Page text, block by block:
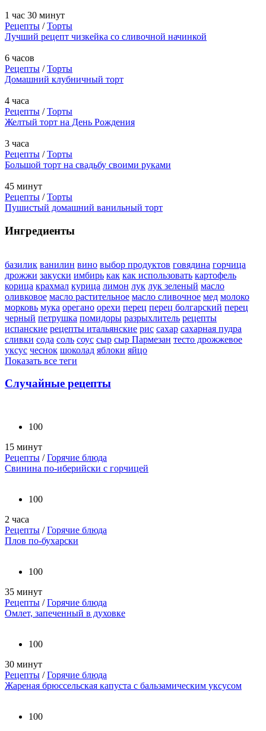
1 час 30 минут
Рецепты /Торты
Лучший рецепт чизкейка со сливочной начинкой
6 часов
Рецепты /Торты
Домашний клубничный торт
4 часа
Рецепты /Торты
Желтый торт на День Рождения
3 часа
Рецепты /Торты
Большой торт на свадьбу своими руками
45 минут
Рецепты /Торты
Пушистый домашний ванильный торт
Ингредиенты
базилик ванилин вино выбор продуктов говядина горчица
дрожжи закуски имбирь как как использовать картофель
корица крахмал курица лимон лук лук зеленый масло
оливковое масло растительное масло сливочное мед молоко
морковь мука орегано орехи перец перец болгарский перец
черный петрушка помидоры разрыхлитель рецепты
испанские рецепты итальянские рис сахар сахарная пудра
сливки сода соль соус сыр сыр Пармезан тесто дрожжевое
уксус чеснок шоколад яблоки яйцо
Показать все теги
Случайные рецепты
100
15 минут
Рецепты /Горячие блюда
Свинина по-иберийски с горчицей
100
2 часа
Рецепты /Горячие блюда
Плов по-бухарски
100
35 минут
Рецепты /Горячие блюда
Омлет, запеченный в духовке
100
30 минут
Рецепты /Горячие блюда
Жареная брюссельская капуста с бальзамическим уксусом
100